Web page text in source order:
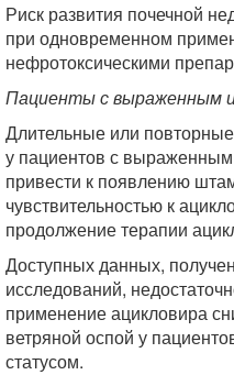
Риск развития почечной
при одновременном
нефротоксическими
Пациенты с выраженным
Длительные или
у пациентов с
привести к появлению
чувствительностью к
продолжение терапии
Доступных данных,
исследований,
применение ацикловира
ветряной оспой у
статусом.